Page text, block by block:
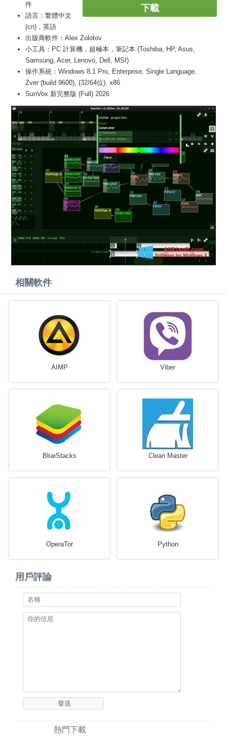
下載
件
語言：繁體中文
(cn)，英語
出版商軟件：Alex Zolotov
小工具：PC 計算機，超極本，筆記本 (Toshiba, HP, Asus,
Samsung, Acer, Lenovo, Dell, MSI)
操作系統：Windows 8.1 Pro, Enterprise, Single Language,
Zver (build 9600), (32/64位), x86
SunVox 新完整版 (Full) 2026
相關軟件
AIMP Viber
BlueStacks Clean Master
OperaTor Python
用戶評論
熱門下載